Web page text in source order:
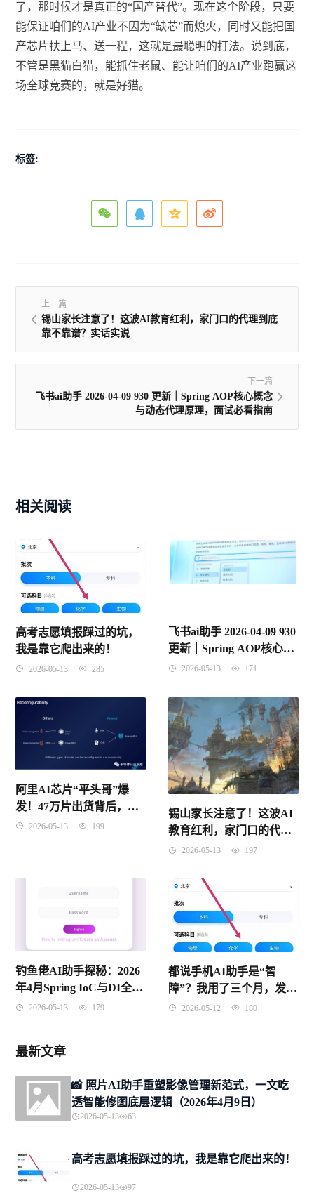
了，那时候才是真正的“国产替代”。现在这个阶段，只要
能保证咱们的AI产业不因为“缺芯”而熄火，同时又能把国
产芯片扶上马、送一程，这就是最聪明的打法。说到底，
不管是黑猫白猫，能抓住老鼠、能让咱们的AI产业跑赢这
场全球竞赛的，就是好猫。
标签:
上一篇
锡山家长注意了！这波AI教育红利，家门口的代理到底
靠不靠谱？实话实说
下一篇
飞书ai助手 2026-04-09 930 更新｜Spring AOP核心概念
与动态代理原理，面试必看指南
相关阅读
高考志愿填报踩过的坑，
我是靠它爬出来的！
2026-05-13 285
飞书ai助手 2026-04-09 930
更新｜Spring AOP核心概
念与动态代理原理，面试
2026-05-13 171
阿里AI芯片“平头哥”爆
发！47万片出货背后，谁
才是真正的总代理？
2026-05-13 199
锡山家长注意了！这波AI
教育红利，家门口的代理
到底靠不靠谱？实话实说
2026-05-13 197
钓鱼佬AI助手探秘：2026
年4月Spring IoC与DI全解
（必学收藏版）
2026-05-13 179
都说手机AI助手是“智
障”？我用了三个月，发现
有些功能确实能救命
2026-05-12 180
最新文章
📸 照片AI助手重塑影像管理新范式，一文吃
透智能修图底层逻辑（2026年4月9日）
2026-05-13 63
高考志愿填报踩过的坑，我是靠它爬出来的！
2026-05-13 97